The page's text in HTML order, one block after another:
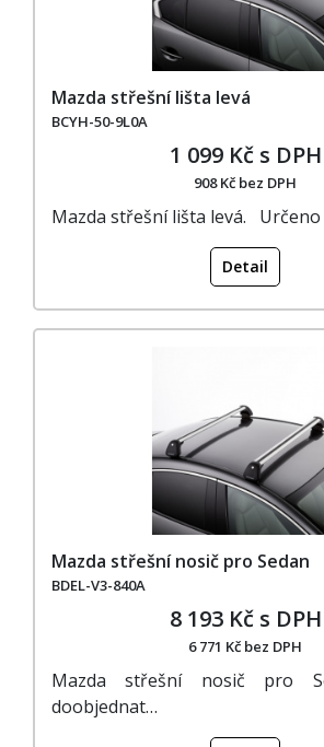
Mazda střešní lišta levá
BCYH-50-9L0A
1 099 Kč s DPH
908 Kč bez DPH
Mazda střešní lišta levá.
Detail
Mazda střešní nosič pro Sedan
BDEL-V3-840A
8 193 Kč s DPH
6 771 Kč bez DPH
Mazda střešní nosič pro
doobjednat…